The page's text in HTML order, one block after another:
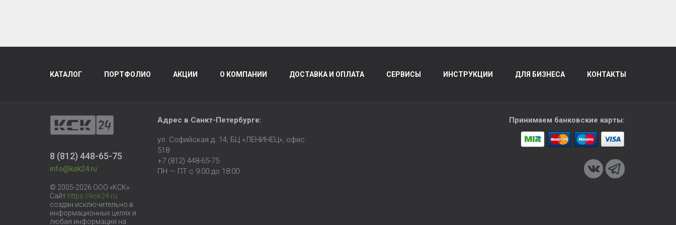
КАТАЛОГ ПОРТФОЛИО АКЦИИ О КОМПАНИИ ДОСТАВКА И ОПЛАТА СЕРВИСЫ ИНСТРУКЦИИ ДЛЯ БИЗНЕСА КОНТАКТЫ
8 (812) 448-65-75
info@ksk24.ru
© 2005-2026 ООО «КСК».
Сайт https://ksk24.ru
создан исключительно в
информационных целях и
любая информация на
Адрес в Санкт-Петербурге:
ул. Софийская д. 14, БЦ «ЛЕНИНЕЦ», офис
518
+7 (812) 448-65-75
ПН — ПТ с 9:00 до 18:00
Принимаем банковские карты: